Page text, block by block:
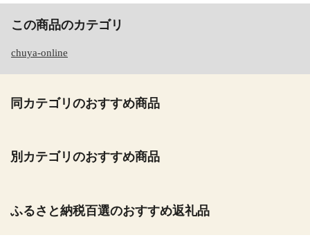
この商品のカテゴリ
chuya-online
同カテゴリのおすすめ商品
別カテゴリのおすすめ商品
ふるさと納税百選のおすすめ返礼品